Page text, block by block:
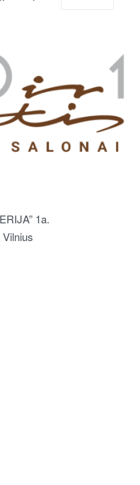
1a.